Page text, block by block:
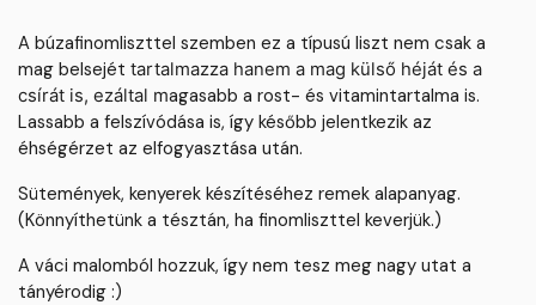
A búzafinomliszttel szemben ez a típusú liszt nem csak a
mag belsejét tartalmazza hanem a mag külső héját és a
csírát is, ezáltal magasabb a rost- és vitamintartalma is.
Lassabb a felszívódása is, így később jelentkezik az
éhségérzet az elfogyasztása után.
Sütemények, kenyerek készítéséhez remek alapanyag.
(Könnyíthetünk a tésztán, ha finomliszttel keverjük.)
A váci malomból hozzuk, így nem tesz meg nagy utat a
tányérodig :)